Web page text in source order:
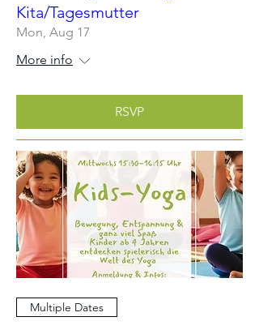
Kita/Tagesmutter
Mon, Aug 17
More info
RSVP
Multiple Dates